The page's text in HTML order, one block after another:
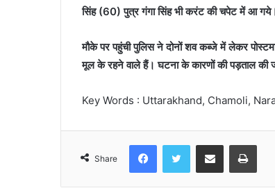
सिंह (60) पुत्र गंगा सिंह भी करंट की चपेट में आ
मौके पर पहुंची पुलिस ने दोनों शव कब्जे में लेकर
मूल के रहने वाले हैं। घटना के कारणों की पड़ताल की
Key Words : Uttarakhand, Chamoli,
Share
FacebookTwitter Share via Email Print